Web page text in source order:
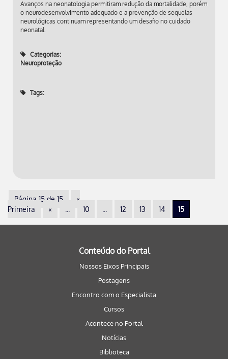
Avanços na neonatologia permitiram redução da mortalidade, porém
o neurodesenvolvimento adequado e a prevenção de sequelas
neurológicas continuam representando um desafio no cuidado
neonatal.
Categorias:
Neuroproteção
Tags:
Página 15 de 15
«
Primeira
« 10 12 13 14 15
Conteúdo do Portal
Nossos Eixos Principais
Postagens
Encontro com o Especialista
Cursos
Acontece no Portal
Notícias
Biblioteca